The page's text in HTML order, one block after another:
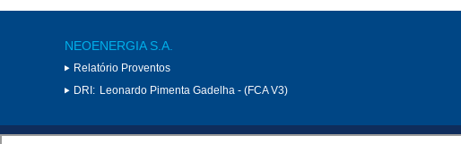
NEOENERGIA S.A.
Relatório Proventos
DRI: Leonardo Pimenta Gadelha - (FCA V3)